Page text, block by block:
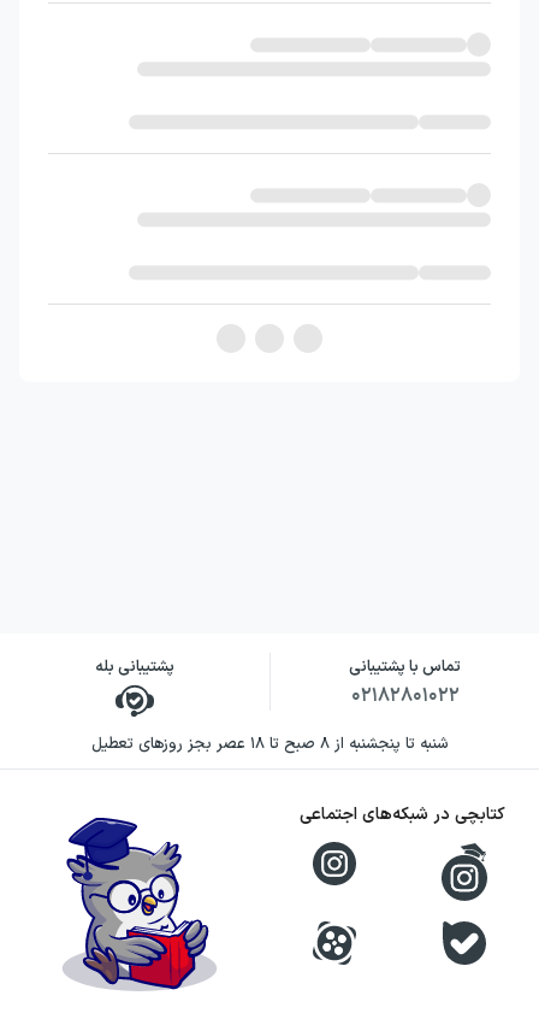
تماس با پشتیبانی
۰۲۱۸۲۸۰۱۰۲۲
پشتیبانی بله
شنبه تا پنجشنبه از ۸ صبح تا ۱۸ عصر بجز روزهای تعطیل
کتابچی در شبکه‌های اجتماعی